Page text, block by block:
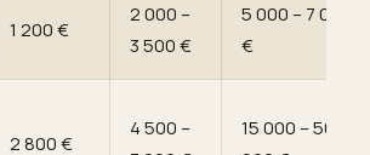
1 200 €
2 000 –
3 500 €
5 000 – 7 000
€
2 800 €
4 500 –
15 000 – 50